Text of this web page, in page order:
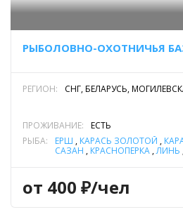
РЫБОЛОВНО-ОХОТНИЧЬЯ
РЕГИОН: СНГ, БЕЛАРУСЬ,
ПРОЖИВАНИЕ:
ЕСТЬ
РЫБА:
ЁРШ , КАРАСЬ ЗОЛОТОЙ ,
САЗАН , КРАСНОПЕРКА ,ЛИНЬ
от 400 ₽/чел